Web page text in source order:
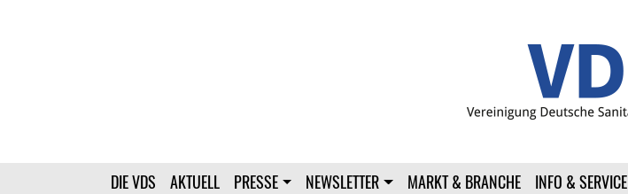
DIE VDS AKTUELL PRESSE NEWSLETTER MARKT & BRANCHE INFO & SERVICE